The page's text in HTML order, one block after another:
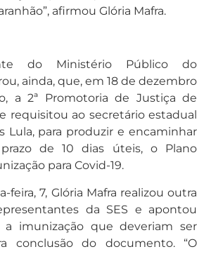
afirmou Glória Mafra.
do Ministério Público do
ainda, que, em 18 de dezembro
a 2ª Promotoria de Justiça de
requisitou ao secretário estadual
Lula, para produzir e encaminhar
de 10 dias úteis, o Plano
para Covid-19.
feira, 7, Glória Mafra realizou outra
da SES e apontou
a imunização que deveriam ser
conclusão do documento. “O